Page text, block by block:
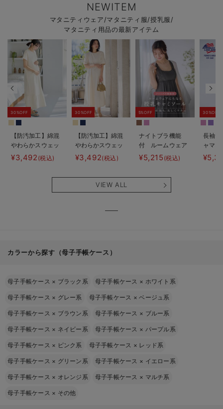
NEWITEM
マタニティウェア/マタニティ服/授乳服/
マタニティ用品の最新アイテム
30%OFF
【防汚加工】綿混
やわらかスウェッ
ト半袖ティアード
ネグリジェ マタ
¥3,492 (税込)
30%OFF
【防汚加工】綿混
やわらかスウェッ
ト半袖フレアワン
ピース マタニテ
も長く使える】
¥3,492(税込)
5%OFF
ナイトブラ機能
付 ルームウェア
にもなる授乳キャ
ミソール
¥5,215 (税込)
30%OFF
長袖サ
ャマ
ェー
VIEW ALL
カラーから探す（母子手帳ケース）
母子手帳ケース × ブラック系 母子手帳ケース × ホワイト系
母子手帳ケース × グレー系 母子手帳ケース ×ベージュ系
母子手帳ケース × ブラウン系 母子手帳ケース × ブルー系
母子手帳ケース × ネイビー系 母子手帳ケース × パープル系
母子手帳ケース × ピンク系 母子手帳ケース × レッド系
母子手帳ケース × グリーン系 母子手帳ケース × イエロー系
母子手帳ケース × オレンジ系 母子手帳ケース × マルチ系
母子手帳ケース × その他